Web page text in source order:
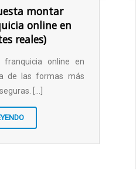
montar
online en
reales)
franquicia online en
de las formas más
[...]